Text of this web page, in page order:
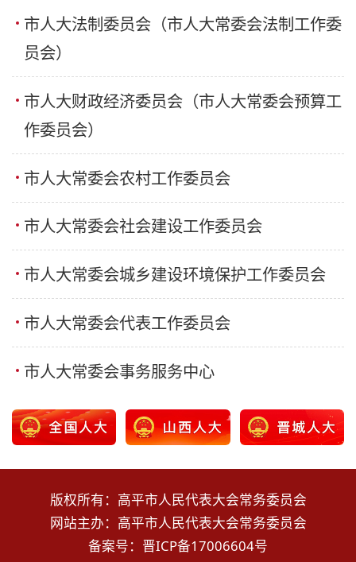
市人大法制委员会（市人大常委会法制工作委
员会）
市人大财政经济委员会（市人大常委会预算工
作委员会）
市人大常委会农村工作委员会
市人大常委会社会建设工作委员会
市人大常委会城乡建设环境保护工作委员会
市人大常委会代表工作委员会
市人大常委会事务服务中心
版权所有：高平市人民代表大会常务委员会
网站主办：高平市人民代表大会常务委员会
备案号： 晋ICP备17006604号